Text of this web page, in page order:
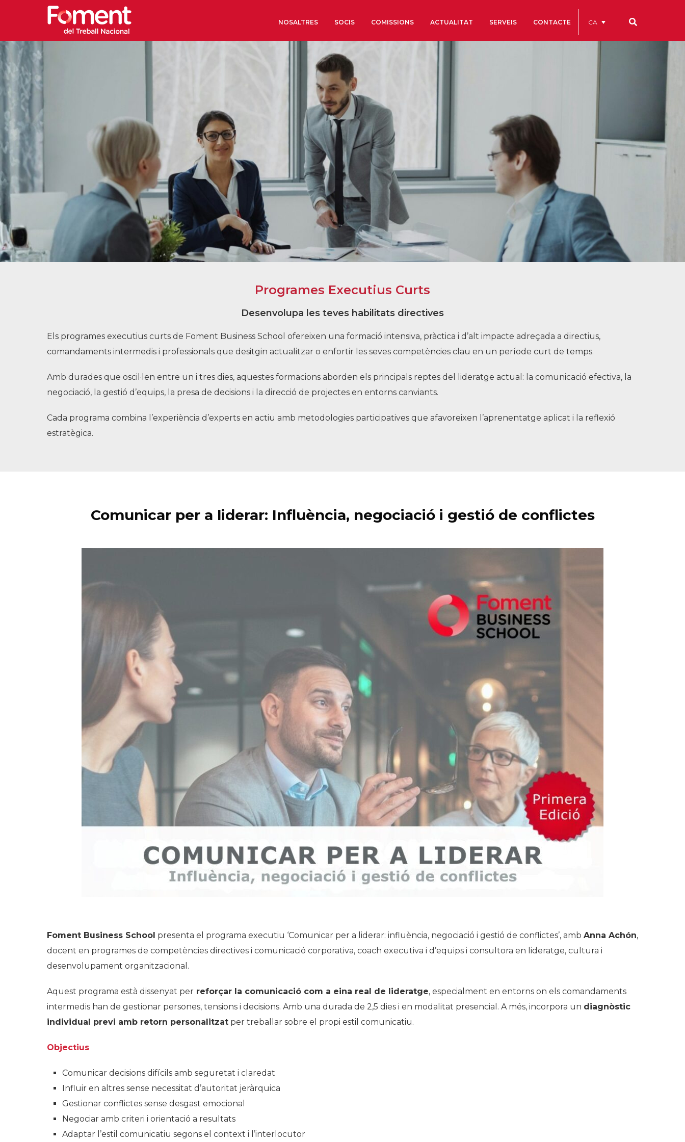
NOSALTRES
Òrgans Consultius
Estructura Executiva
Institut d’Estudis Estratègics
Societat Barcelonesa d’Estudis
Econòmics i Socials
Organitzacions territorials
Organitzacions sectorials
Coneix més
Història
Galeria de Presidents
Seu Social
Estatuts
Portal de la Transparència
SOCIS COMISSIONS ACTUALITAT SERVEIS CONTACTE CA
Programes Executius Curts
Desenvolupa les teves habilitats directives
Els programes executius curts de Foment Business School ofereixen una formació intensiva, pràctica i d’alt impacte adreçada a directius,
comandaments intermedis i professionals que desitgin actualitzar o enfortir les seves competències clau en un període curt de temps.
Amb durades que oscil·len entre un i tres dies, aquestes formacions aborden els principals reptes del lideratge actual: la comunicació efectiva, la
negociació, la gestió d’equips, la presa de decisions i la direcció de projectes en entorns canviants.
Cada programa combina l’experiència d’experts en actiu amb metodologies participatives que afavoreixen l’aprenentatge aplicat i la reflexió
estratègica.
Comunicar per a liderar: Influència, negociació i gestió de conflictes
Foment Business School presenta el programa executiu ‘Comunicar per a liderar: influència, negociació i gestió de conflictes’, amb Anna Achón,
docent en programes de competències directives i comunicació corporativa, coach executiva i d’equips i consultora en lideratge, cultura i
desenvolupament organitzacional.
Aquest programa està dissenyat per reforçar la comunicació com a eina real de lideratge, especialment en entorns on els comandaments
intermedis han de gestionar persones, tensions i decisions. Amb una durada de 2,5 dies i en modalitat presencial. A més, incorpora un diagnòstic
individual previ amb retorn personalitzat per treballar sobre el propi estil comunicatiu.
Objectius
Comunicar decisions difícils amb seguretat i claredat
Influir en altres sense necessitat d’autoritat jeràrquica
Gestionar conflictes sense desgast emocional
Negociar amb criteri i orientació a resultats
Adaptar l’estil comunicatiu segons el context i l’interlocutor